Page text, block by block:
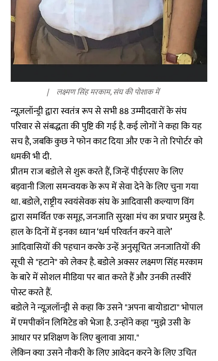
लक्ष्मण सिंह मरकाम, संघ की पोशाक में
न्यूज़लॉन्ड्री द्वारा स्वतंत्र रूप से सभी 88 उम्मीदवारों के संघ
परिवार से संबद्धता की पुष्टि की गई है. कई लोगों ने कहा कि यह
सच है, जबकि कुछ ने फोन काट दिया और एक ने तो रिपोर्टर को
धमकी भी दी.
प्रीतम राज बडोले से शुरू करते हैं, जिन्हें पीईएसए के लिए
बड़वानी जिला समन्वयक के रूप में सेवा देने के लिए चुना गया
था. बडोले, राष्ट्रीय स्वयंसेवक संघ के आदिवासी कल्याण विंग
द्वारा समर्थित एक समूह, जनजाति सुरक्षा मंच का प्रचार प्रमुख है.
हाल के दिनों में इनका ध्यान ‘धर्म परिवर्तन करने वाले’
आदिवासियों की पहचान करके उन्हें अनुसूचित जनजातियों की
सूची से "हटाने" को लेकर है. बडोले अक्सर लक्ष्मण सिंह मरकाम
के बारे में सोशल मीडिया पर बात करते हैं और उनकी तस्वीरें
पोस्ट करते हैं.
बडोले ने न्यूज़लॉन्ड्री से कहा कि उसने "अपना बायोडाटा" भोपाल
में एमपीकॉन लिमिटेड को भेजा है. उन्होंने कहा "मुझे उसी के
आधार पर प्रशिक्षण के लिए बुलावा आया."
लेकिन क्या उसने नौकरी के लिए आवेदन करने के लिए उचित